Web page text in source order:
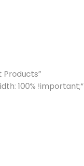
100% !important;”